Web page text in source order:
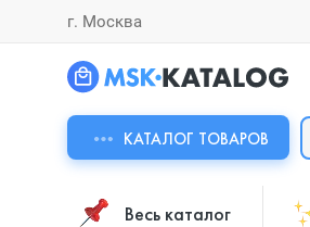
г. Москва
КАТАЛОГ ТОВАРОВ
Весь каталог